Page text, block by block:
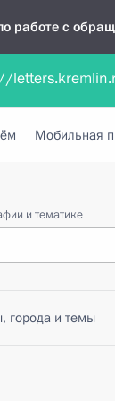
работе с
документа
Мобильная
и тематике
города и темы